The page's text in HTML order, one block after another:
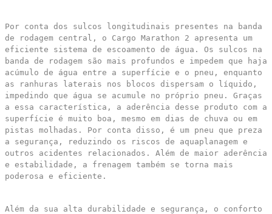
Por conta dos sulcos longitudinais presentes na banda
de rodagem central, o Cargo Marathon 2 apresenta um
eficiente sistema de escoamento de água. Os sulcos na
banda de rodagem são mais profundos e impedem que haja
acúmulo de água entre a superfície e o pneu, enquanto
as ranhuras laterais nos blocos dispersam o líquido,
impedindo que água se acumule no próprio pneu. Graças
a essa característica, a aderência desse produto com a
superfície é muito boa, mesmo em dias de chuva ou em
pistas molhadas. Por conta disso, é um pneu que preza
a segurança, reduzindo os riscos de aquaplanagem e
outros acidentes relacionados. Além de maior aderência
e estabilidade, a frenagem também se torna mais
poderosa e eficiente.
Além da sua alta durabilidade e segurança, o conforto